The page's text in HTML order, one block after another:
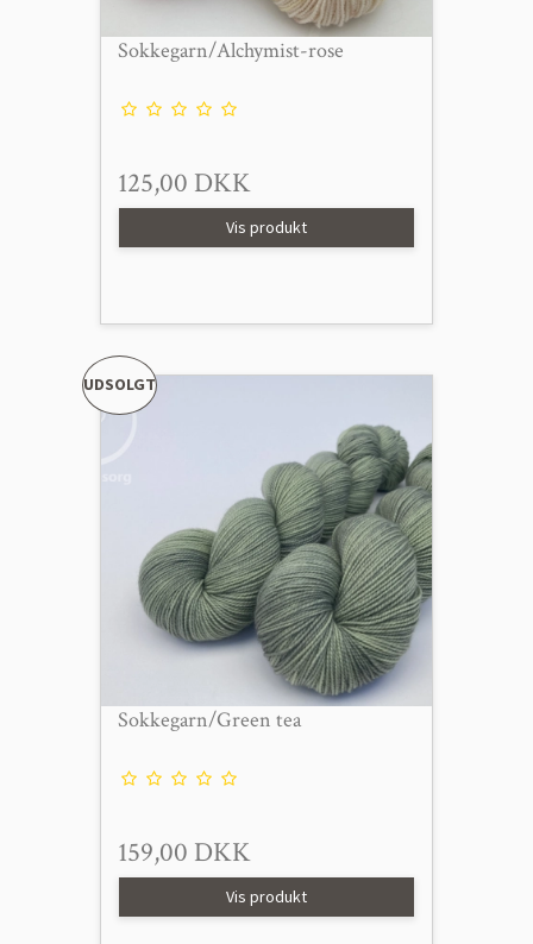
Sokkegarn/Alchymist-rose
125,00 DKK
Vis produkt
UDSOLGT
Sokkegarn/Green tea
159,00 DKK
Vis produkt